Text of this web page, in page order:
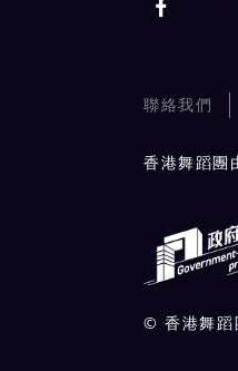
聯絡我們
香港舞蹈團
© 香港舞蹈